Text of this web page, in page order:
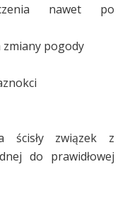
nawet po
pogody
ścisły związek z
do prawidłowej